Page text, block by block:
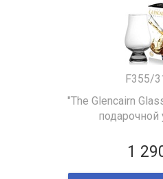
F355/
"The Glencairn
подарочной
1